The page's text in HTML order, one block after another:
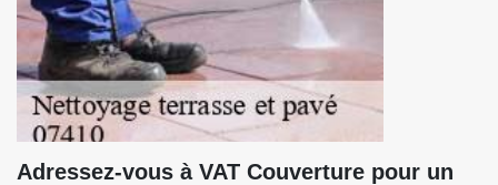
Adressez-vous à VAT Couverture pour un